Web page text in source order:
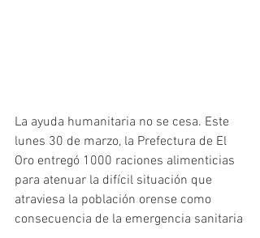
La ayuda humanitaria no se cesa. Este
lunes 30 de marzo, la Prefectura de El
Oro entregó 1000 raciones alimenticias
para atenuar la difícil situación que
atraviesa la población orense como
consecuencia de la emergencia sanitaria